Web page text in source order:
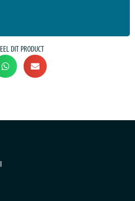
DIT PRODUCT